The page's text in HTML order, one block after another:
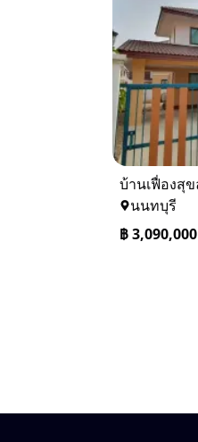
นนทบุรี
฿3,090,000